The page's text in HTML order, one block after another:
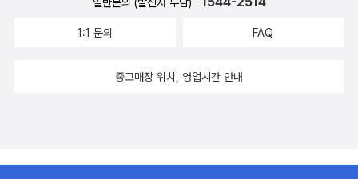
던 '책'을 소유 및 독점하던 '독서가(gens du livre)'에 가장 가까운 개
으로 장서만 갖춘 채 '독서가'를 자처할 수 있으므로 굳이 중립적
은 원서의 제목이다.15세기를 넘지 않는 1,500년까지를 임의의 경계
1:1 문의 FAQ
중고매장 위치, 영업시간 안내